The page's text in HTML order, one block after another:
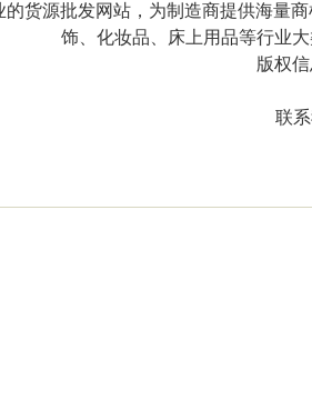
的货源批发网站，为制造商提供海量
饰、化妆品、床上用品等行业
版权信
联